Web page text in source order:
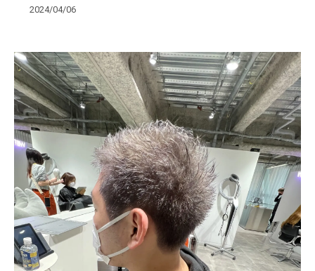
2024/04/06